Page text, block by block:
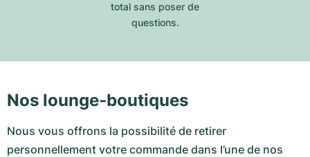
total sans poser de
questions.
Nos lounge-boutiques
Nous vous offrons la possibilité de retirer
personnellement votre commande dans l’une de nos